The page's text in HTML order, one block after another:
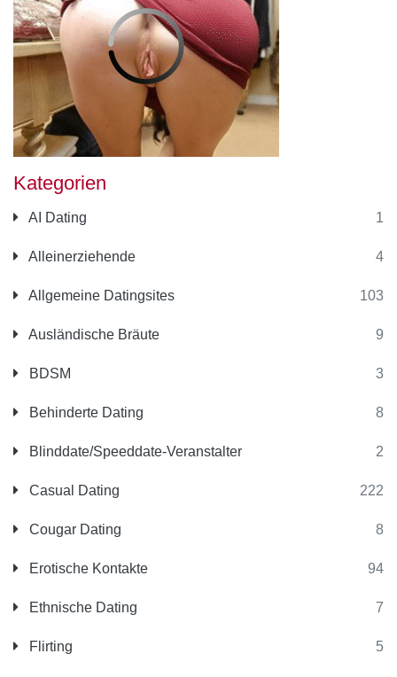
Kategorien
AI Dating 1
Alleinerziehende 4
Allgemeine Datingsites 103
Ausländische Bräute 9
BDSM 3
Behinderte Dating 8
Blinddate/Speeddate-Veranstalter 2
Casual Dating 222
Cougar Dating 8
Erotische Kontakte 94
Ethnische Dating 7
Flirting 5